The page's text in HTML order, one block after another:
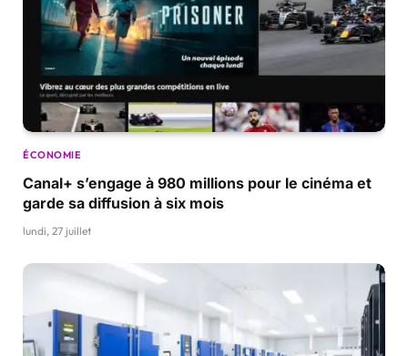
ÉCONOMIE
Canal+ s’engage à 980 millions pour le cinéma et
garde sa diffusion à six mois
lundi, 27 juillet